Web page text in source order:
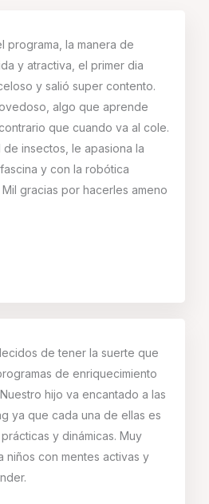
programa, la manera de
y atractiva, el primer dia
y salió super contento.
algo que aprende
que cuando va al cole.
insectos, le apasiona la
y con la robótica
gracias por hacerles ameno
de tener la suerte que
de enriquecimiento
hijo va encantado a las
ya que cada una de ellas es
y dinámicas. Muy
niños con mentes activas y